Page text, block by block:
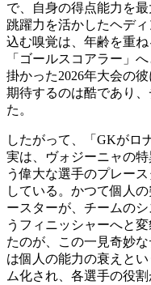
で、自身の得点能力を
跳躍力を活かしたヘデ
込む嗅覚は、年齢を重
「ゴールスコアラー」
掛かった2026年大会の
期待するのは酷であり
た。
したがって、「GKがロ
実は、ヴォジーニャの
う偉大な選手のプレー
している。かつて個人
ースターが、チームの
うフィニッシャーへと
たのが、この一見奇妙
は個人の能力の衰えと
ム化され、各選手の役